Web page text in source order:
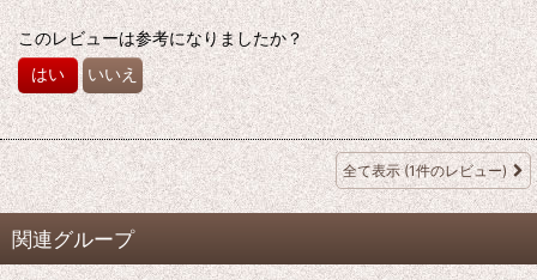
このレビューは参考になりましたか？
はい いいえ
全て表示 (1件のレビュー)
関連グループ